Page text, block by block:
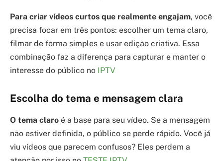
Para criar vídeos curtos que realmente engajam, você
precisa focar em três pontos: escolher um tema claro,
filmar de forma simples e usar edição criativa. Essa
combinação faz a diferença para capturar e manter o
interesse do público no IPTV
Escolha do tema e mensagem clara
O tema claro é a base para seu vídeo. Se a mensagem
não estiver definida, o público se perde rápido. Você já
viu vídeos que parecem confusos? Eles perdem a